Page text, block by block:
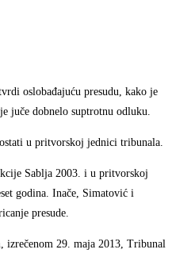
oslobađajuću presudu, kako je
juče dobnelo suptrotnu odluku.
u pritvorskoj jednici tribunala.
Sablja 2003. i u pritvorskoj
godina. Inače, Simatović i
presude.
izrečenom 29. maja 2013, Tribunal